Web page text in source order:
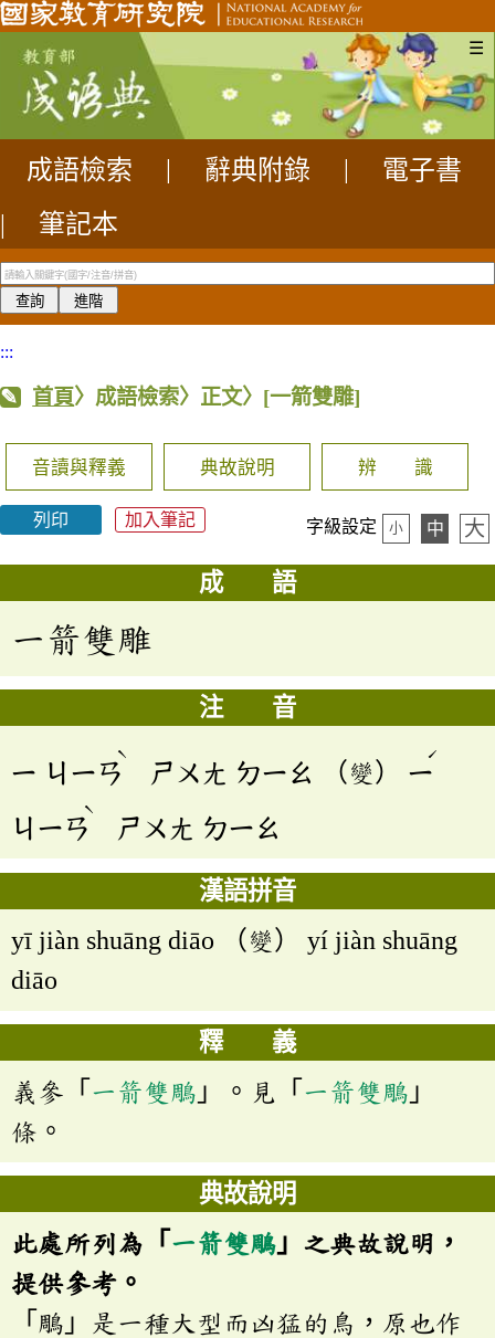
☰
成語檢索 辭典附錄
電子書
|
筆記本
:::
首頁〉成語檢索〉正文〉 [一箭雙雕]
音讀與釋義 典故說明 辨 識
列印 加入筆記 字級設定 小 中 大
成 語
一箭雙雕
注 音
ㄧ ㄐㄧㄢ
ˋ
ㄕㄨㄤ ㄉㄧㄠ （變） ㄧ
ˊ
ㄐㄧㄢ
ˋ
ㄕㄨㄤ ㄉㄧㄠ
漢語拼音
yī jiàn shuāng diāo （變） yí jiàn shuāng
diāo
釋 義
義參「 一箭雙鵰 」。見「 一箭雙鵰 」
條。
典故說明
此處所列為「 一箭雙鵰 」之典故說明，
提供參考。
「鵰」是一種大型而凶猛的鳥，原也作